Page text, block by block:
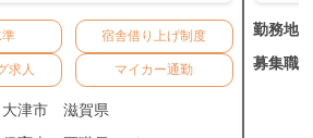
準 宿舎借り上げ制度
求人 マイカー通勤
大津市
滋賀県
勤務地
募集職種